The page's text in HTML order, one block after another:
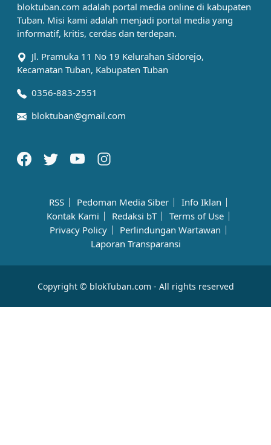
bloktuban.com adalah portal media online di kabupaten
Tuban. Misi kami adalah menjadi portal media yang
informatif, kritis, cerdas dan terdepan.
Jl. Pramuka 11 No 19 Kelurahan Sidorejo,
Kecamatan Tuban, Kabupaten Tuban
0356-883-2551
bloktuban@gmail.com
RSS Pedoman Media Siber
Info Iklan
Kontak Kami
Redaksi bT
Terms of Use
Privacy Policy
Perlindungan Wartawan
Laporan Transparansi
Copyright © blokTuban.com - All rights reserved